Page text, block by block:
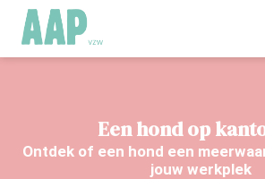
Een hond op
Ontdek of een hond een
jouw werkplek